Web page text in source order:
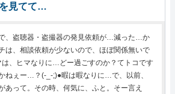
見てて…
、盗聴器・盗撮器の発見依頼が…減った…か
は、相談依頼が少ないので、ほぼ関係無いで
、ヒマなりに…どー過ごすのか？てトコです
ねぇー…？(-_-;)●暇は暇なりに…で、以前、
あって。その時、何気に、ふと。そー言え